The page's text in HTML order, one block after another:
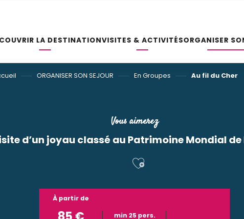
LA DESTINATIONVISITES & ACTIVITÉSORGANISER
ORGANISER SON SEJOUR En Groupes Au fil du Cher
Vous aimerez
d’un joyau classé au Patrimoine Mondial de
Ajouter aux
À partir de
min 25 pers.